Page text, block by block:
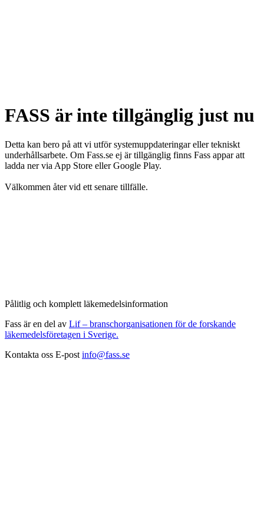
FASS är inte tillgänglig just nu
Detta kan bero på att vi utför systemuppdateringar eller tekniskt
underhållsarbete. Om Fass.se ej är tillgänglig finns Fass appar att
ladda ner via App Store eller Google Play.
Välkommen åter vid ett senare tillfälle.
Pålitlig och komplett läkemedelsinformation
Fass är en del av Lif – branschorganisationen för de forskande
läkemedelsföretagen i Sverige.
Kontakta oss E-post info@fass.se